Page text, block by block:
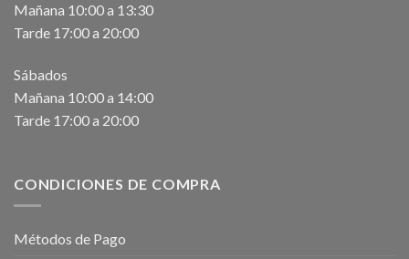
Mañana 10:00 a 13:30
Tarde 17:00 a 20:00
Sábados
Mañana 10:00 a 14:00
Tarde 17:00 a 20:00
CONDICIONES DE COMPRA
Métodos de Pago